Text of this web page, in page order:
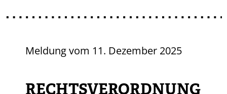
Meldung vom 11. Dezember 2025